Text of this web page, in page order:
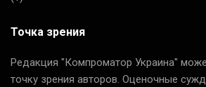
Точка зрения
Редакция "Компроматор Украина"
точку зрения авторов. Оценочные